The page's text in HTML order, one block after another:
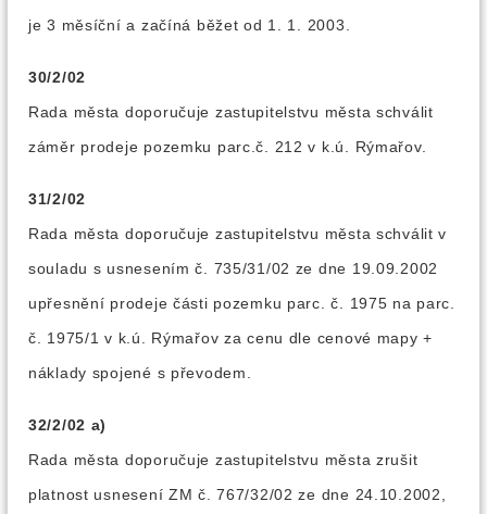
je 3 měsíční a začíná běžet od 1. 1. 2003.
30/2/02
Rada města doporučuje zastupitelstvu města schválit
záměr prodeje pozemku parc.č. 212 v k.ú. Rýmařov.
31/2/02
Rada města doporučuje zastupitelstvu města schválit v
souladu s usnesením č. 735/31/02 ze dne 19.09.2002
upřesnění prodeje části pozemku parc. č. 1975 na parc.
č. 1975/1 v k.ú. Rýmařov za cenu dle cenové mapy +
náklady spojené s převodem.
32/2/02 a)
Rada města doporučuje zastupitelstvu města zrušit
platnost usnesení ZM č. 767/32/02 ze dne 24.10.2002,